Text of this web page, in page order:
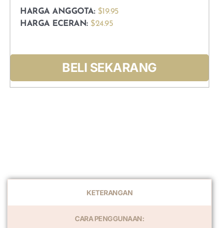
HARGA ANGGOTA: $19.95
HARGA ECERAN: $24.95
BELI SEKARANG
KETERANGAN
CARA PENGGUNAAN: